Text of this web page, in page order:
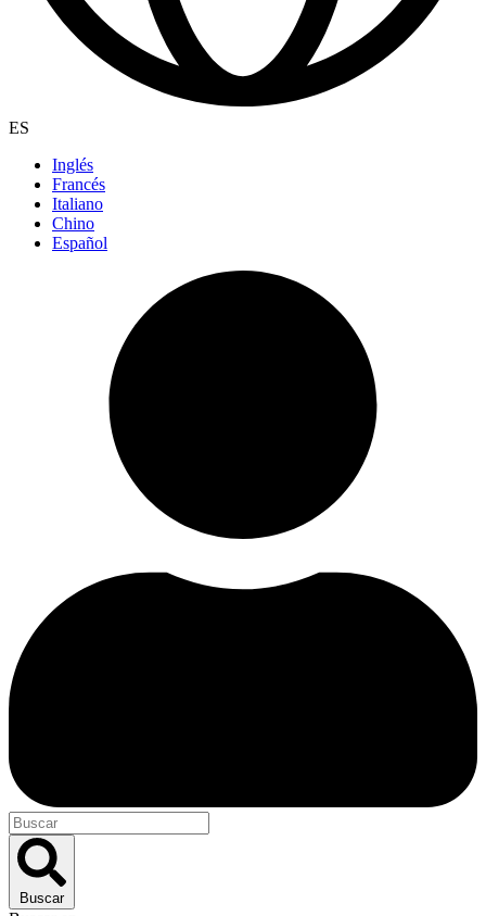
ES
Inglés
Francés
Italiano
Chino
Español
Buscar